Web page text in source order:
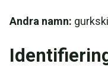
Andra namn: